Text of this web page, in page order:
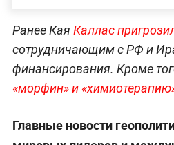
Ранее Кая Каллас
сотрудничающим с РФ и
финансирования. Кроме
«морфин» и
Главные новости